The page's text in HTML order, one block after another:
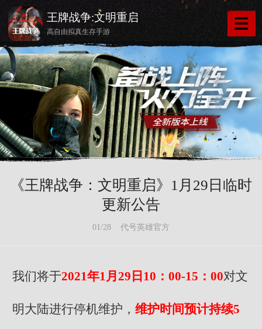
王牌战争:文明重启
高自由拟真生存手游
《王牌战争：文明重启》1月29日临时
更新公告
01/28 代号英雄官方
我们将于2021年1月29日10：00-15：00对文
明大陆进行停机维护， 维护时间预计持续5